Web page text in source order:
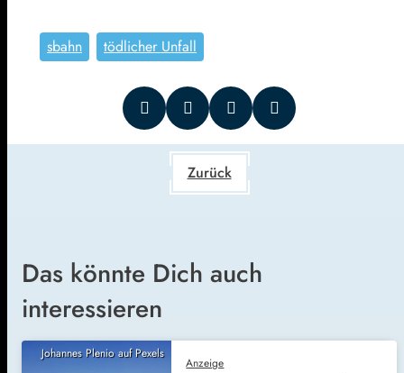
sbahn tödlicher Unfall
Zurück
Das könnte Dich auch
interessieren
Johannes Plenio auf Pexels
Anzeige